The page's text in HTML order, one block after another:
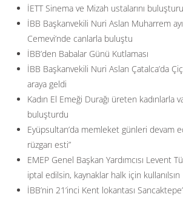
İETT Sinema ve Mizah ustalarını
İBB Başkanvekili Nuri Aslan Muharrem
Cemevi’nde canlarla buluştu
İBB’den Babalar Günü Kutlaması
İBB Başkanvekili Nuri Aslan Çatalca’da
araya geldi
Kadın El Emeği Durağı üreten kadınlarla
buluşturdu
Eyüpsultan’da memleket günleri devam
rüzgarı esti”
EMEP Genel Başkan Yardımcısı Levent
iptal edilsin, kaynaklar halk için kullanılsın
İBB’nin 21’inci Kent lokantası